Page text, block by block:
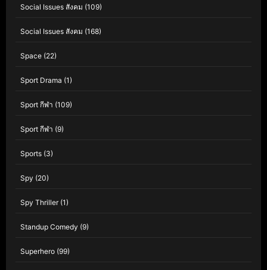
Social Issues สังคม (109)
Social Issues สังคม (168)
Space (22)
Sport Drama (1)
Sport กีฬา (109)
Sport กีฬา (9)
Sports (3)
Spy (20)
Spy Thriller(1)
Standup Comedy (9)
Superhero (99)